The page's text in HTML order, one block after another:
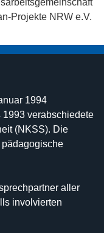
1994
verabschiedete
(NKSS). Die
aller
involvierten